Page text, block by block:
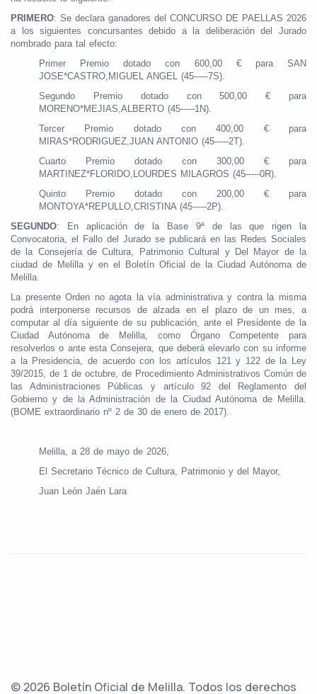
PRIMERO: Se declara ganadores del CONCURSO DE PAELLAS 2026
a los siguientes concursantes debido a la deliberación del Jurado
nombrado para tal efecto:
Primer Premio dotado con 600,00 € para SAN
JOSE*CASTRO,MIGUEL ANGEL (45-----7S).
Segundo Premio dotado con 500,00 € para
MORENO*MEJIAS,ALBERTO (45-----1N).
Tercer Premio dotado con 400,00 € para
MIRAS*RODRIGUEZ,JUAN ANTONIO (45-----2T).
Cuarto Premio dotado con 300,00 € para
MARTINEZ*FLORIDO,LOURDES MILAGROS (45-----0R).
Quinto Premio dotado con 200,00 € para
MONTOYA*REPULLO,CRISTINA (45-----2P).
SEGUNDO: En aplicación de la Base 9ª de las que rigen la
Convocatoria, el Fallo del Jurado se publicará en las Redes Sociales
de la Consejería de Cultura, Patrimonio Cultural y Del Mayor de la
ciudad de Melilla y en el Boletín Oficial de la Ciudad Autónoma de
Melilla.
La presente Orden no agota la vía administrativa y contra la misma
podrá interponerse recursos de alzada en el plazo de un mes, a
computar al día siguiente de su publicación, ante el Presidente de la
Ciudad Autónoma de Melilla, como Órgano Competente para
resolverlos o ante esta Consejera, que deberá elevarlo con su informe
a la Presidencia, de acuerdo con los artículos 121 y 122 de la Ley
39/2015, de 1 de octubre, de Procedimiento Administrativos Común de
las Administraciones Públicas y artículo 92 del Reglamento del
Gobierno y de la Administración de la Ciudad Autónoma de Melilla.
(BOME extraordinario nº 2 de 30 de enero de 2017).
Melilla, a 28 de mayo de 2026,
El Secretario Técnico de Cultura, Patrimonio y del Mayor,
Juan León Jaén Lara
© 2026 Boletín Oficial de Melilla. Todos los derechos